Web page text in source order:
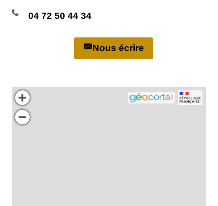
04 72 50 44 34
Nous écrire